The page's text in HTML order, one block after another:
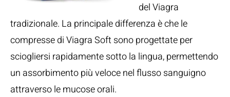
del Viagra
tradizionale. La principale differenza è che le
compresse di Viagra Soft sono progettate per
sciogliersi rapidamente sotto la lingua, permettendo
un assorbimento più veloce nel flusso sanguigno
attraverso le mucose orali.